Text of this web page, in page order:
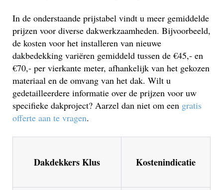
In de onderstaande prijstabel vindt u meer gemiddelde
prijzen voor diverse dakwerkzaamheden. Bijvoorbeeld,
de kosten voor het installeren van nieuwe
dakbedekking variëren gemiddeld tussen de €45,- en
€70,- per vierkante meter, afhankelijk van het gekozen
materiaal en de omvang van het dak. Wilt u
gedetailleerdere informatie over de prijzen voor uw
specifieke dakproject? Aarzel dan niet om een gratis
offerte aan te vragen.
Dakdekkers Klus Kostenindicatie